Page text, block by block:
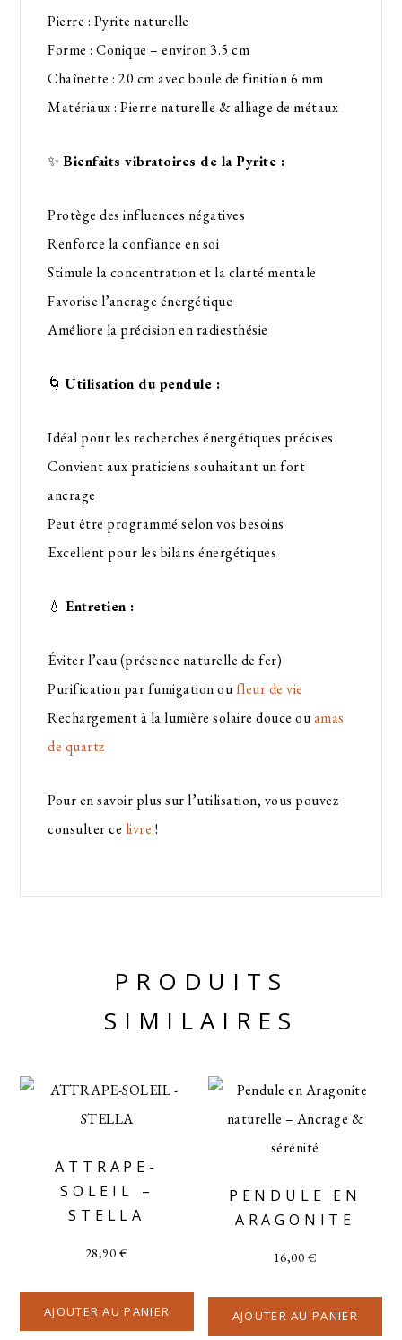
Pierre : Pyrite naturelle
Forme : Conique – environ 3.5 cm
Chaînette : 20 cm avec boule de finition 6 mm
Matériaux : Pierre naturelle & alliage de métaux
✨Bienfaits vibratoires de la Pyrite :
Protège des influences négatives
Renforce la confiance en soi
Stimule la concentration et la clarté mentale
Favorise l’ancrage énergétique
Améliore la précision en radiesthésie
🌀Utilisation du pendule :
Idéal pour les recherches énergétiques précises
Convient aux praticiens souhaitant un fort
ancrage
Peut être programmé selon vos besoins
Excellent pour les bilans énergétiques
💧Entretien :
Éviter l’eau (présence naturelle de fer)
Purification par fumigation ou fleur de vie
Rechargement à la lumière solaire douce ouamas
de quartz
Pour en savoir plus sur l’utilisation, vous pouvez
consulter ce livre !
PRODUITS
SIMILAIRES
ATTRAPE-
SOLEIL –
STELLA
28,90€
AJOUTER AU PANIER
PENDULE EN
ARAGONITE
16,00€
AJOUTER AU PANIER